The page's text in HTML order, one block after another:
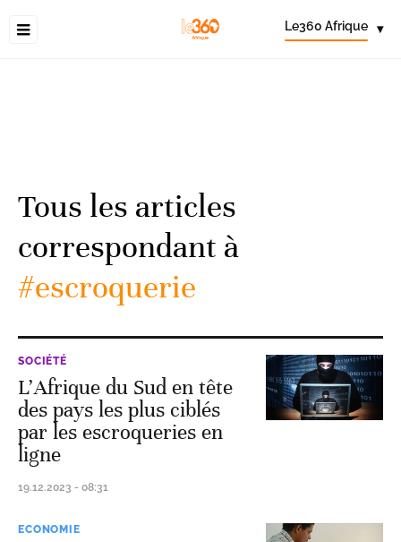
Le360 Afrique ▾
Tous les articles
correspondant à
#escroquerie
SOCIÉTÉ
L’Afrique du Sud en tête
des pays les plus ciblés
par les escroqueries en
ligne
19.12.2023 - 08:31
ECONOMIE